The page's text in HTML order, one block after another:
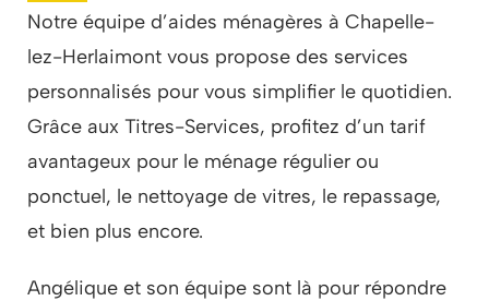
Notre équipe d’aides ménagères à Chapelle-
lez-Herlaimont vous propose des services
personnalisés pour vous simplifier le quotidien.
Grâce aux Titres-Services, profitez d’un tarif
avantageux pour le ménage régulier ou
ponctuel, le nettoyage de vitres, le repassage,
et bien plus encore.
Angélique et son équipe sont là pour répondre